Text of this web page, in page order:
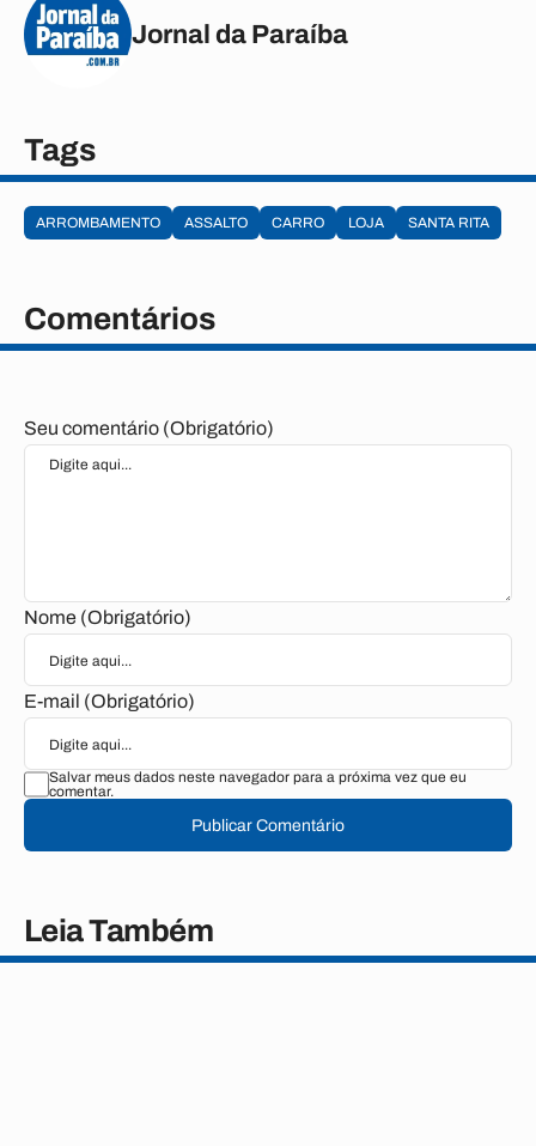
Jornal da Paraíba
Tags
ARROMBAMENTO ASSALTO CARRO LOJA SANTA RITA
Comentários
Seu comentário (Obrigatório)
Nome (Obrigatório)
E-mail (Obrigatório)
Salvar meus dados neste navegador para a próxima vez que eu
comentar.
Publicar Comentário
Leia Também